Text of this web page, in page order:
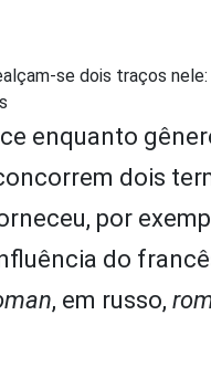
se dois traços
enquanto
dois
por
do
, em russo,